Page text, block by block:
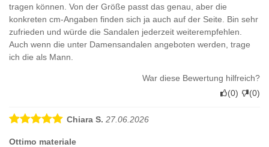
tragen können. Von der Größe passt das genau, aber die
konkreten cm-Angaben finden sich ja auch auf der Seite. Bin sehr
zufrieden und würde die Sandalen jederzeit weiterempfehlen.
Auch wenn die unter Damensandalen angeboten werden, trage
ich die als Mann.
War diese Bewertung hilfreich?
(0) (0)
Chiara S. 27.06.2026
Ottimo materiale